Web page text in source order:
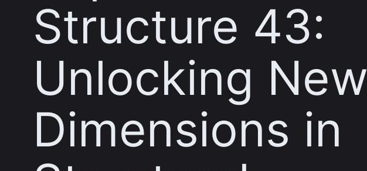
Structure 43:
Unlocking New
Dimensions in